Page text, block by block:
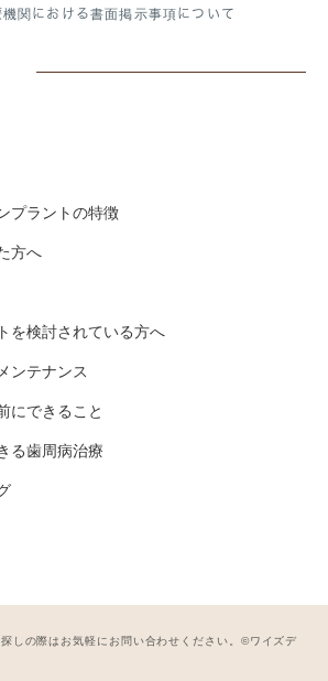
プラントの特徴
方へ
を検討されている方へ
ンテナンス
にできること
る歯周病治療
しの際はお気軽にお問い合わせください。©ワイズデ